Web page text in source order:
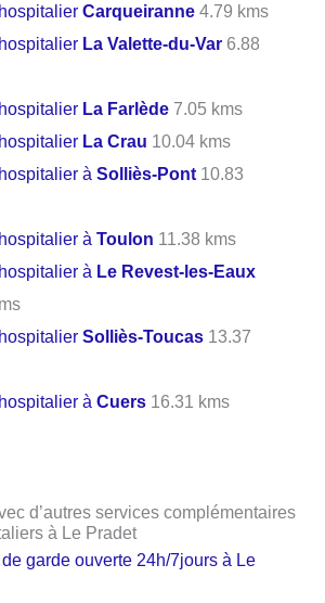
Carqueiranne 4.79 kms
La Valette-du-Var 6.88
La Farlède 7.05 kms
La Crau 10.04 kms
àSolliès-Pont 10.83
àToulon 11.38 kms
à Le Revest-les-Eaux
Solliès-Toucas 13.37
àCuers 16.31 kms
d’autres services complémentaires
à Le Pradet
garde ouverte 24h/7jours à Le